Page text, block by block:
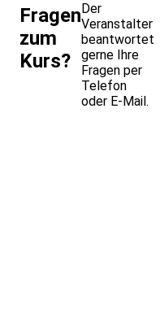
Fragen
zum
Kurs?
Der
Veranstalter
beantwortet
gerne Ihre
Fragen per
Telefon
oder E-Mail.